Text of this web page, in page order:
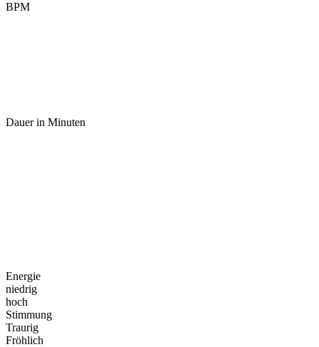
BPM
Dauer in Minuten
Energie
niedrig
hoch
Stimmung
Traurig
Fröhlich